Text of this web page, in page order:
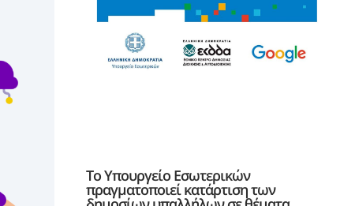
Το Υπουργείο Εσωτερικών
πραγματοποιεί κατάρτιση των